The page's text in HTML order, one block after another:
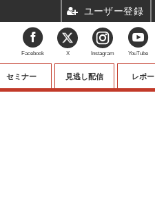
セミナー 見逃し配信 レポー
Facebook X Instagram YouTube
ユーザー登録